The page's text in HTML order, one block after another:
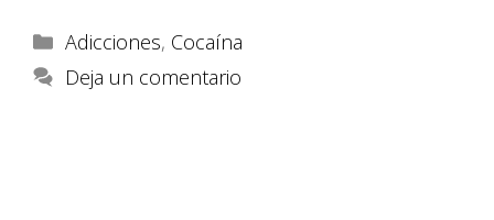
Adicciones, Cocaína
Deja un comentario